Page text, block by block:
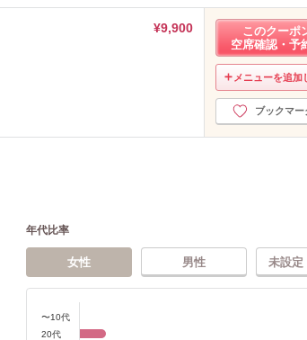
¥9,900
このクーポ
空席確認・予
メニューを追加
ブックマー
年代比率
女性 男性 未設定
〜10代
20代